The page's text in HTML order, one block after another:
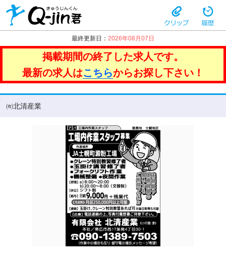
最終更新日： 2026年08月07日
掲載期間の終了した求人です。
最新の求人はこちらからお探し下さい！
㈲北清産業